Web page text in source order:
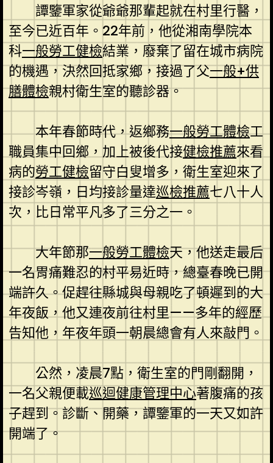
譚鑒軍家從爺爺那輩起就在村里行醫，
至今已近百年。22年前，他從湘南學院本
科一般勞工健檢結業，廢棄了留在城市病院
的機遇，決然回抵家鄉，接過了父一般+供
膳體檢親村衛生室的聽診器。
本年春節時代，返鄉務一般勞工體檢工
職員集中回鄉，加上被後代接健檢推薦來看
病的勞工健檢留守白叟增多，衛生室迎來了
接診岑嶺，日均接診量達巡檢推薦七八十人
次，比日常平凡多了三分之一。
大年節那一般勞工體檢天，他送走最后
一名胃痛難忍的村平易近時，總臺春晚已開
端許久。促趕往縣城與母親吃了頓遲到的大
年夜飯，他又連夜前往村里——多年的經歷
告知他，年夜年頭一朝晨總會有人來敲門。
公然，凌晨7點，衛生室的門剛翻開，
一名父親便載巡迴健康管理中心著腹痛的孩
子趕到。診斷、開藥，譚鑒軍的一天又如許
開端了。